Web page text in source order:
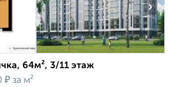
›
64м², 3/11 этаж
₽ за м²